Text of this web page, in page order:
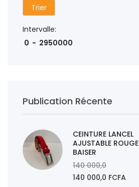
Trier
Intervalle:
Publication Récente
CEINTURE LANCEL
AJUSTABLE ROUGE
BAISER
140 000,0
140 000,0 FCFA